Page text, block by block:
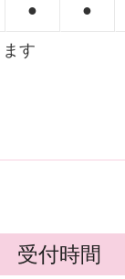
● ●
す
受付時間